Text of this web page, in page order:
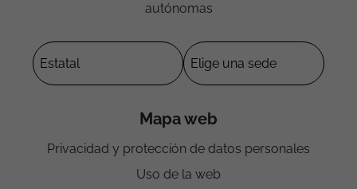
autónomas
Mapa web
Privacidad y protección de datos personales
Uso de la web